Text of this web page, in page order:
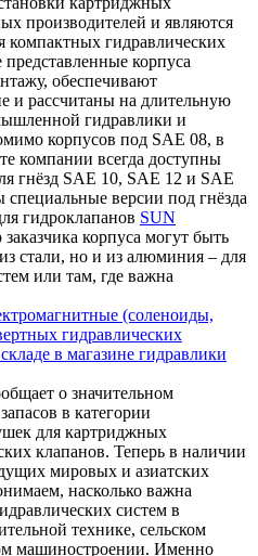
производителей и являются
компактных гидравлических
корпуса
обеспечивают
и рассчитаны на длительную
гидравлики и
корпусов под SAE 08, в
компании всегда доступны
гнёзд SAE 10, SAE 12 и SAE
специальные версии под гнёзда
гидроклапанов SUN
корпуса могут быть
стали, но и из алюминия – для
или там, где важна
(соленоиды,
гидравлических
в магазине гидравлики
о значительном
в категории
для картриджных
клапанов. Теперь в наличии
мировых и азиатских
насколько важна
систем в
технике, сельском
машиностроении. Именно